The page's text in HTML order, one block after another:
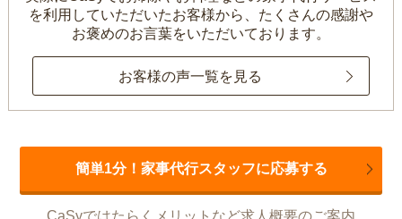
を利用していただいたお客様から、 たくさんの感謝や
お褒めのお言葉をいただいております。
お客様の声一覧を見る
簡単1分！家事代行スタッフに応募する